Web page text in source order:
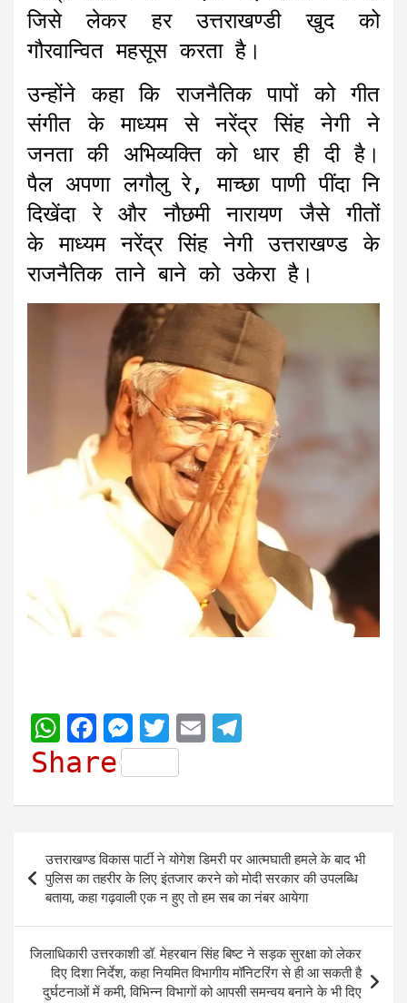
जिसे लेकर हर उत्तराखण्डी खुद को
गौरवान्वित महसूस करता है।
उन्होंने कहा कि राजनैतिक पापों को गीत
संगीत के माध्यम से नरेंद्र सिंह नेगी ने
जनता की अभिव्यक्ति को धार ही दी है।
पैल अपणा लगौलु रे, माच्छा पाणी पींदा नि
दिखेंदा रे और नौछमी नारायण जैसे गीतों
के माध्यम नरेंद्र सिंह नेगी उत्तराखण्ड के
राजनैतिक ताने बाने को उकेरा है।
W
h
t
A
p
p
F
a
e
b
o
o
k
M
e
s
s
e
n
g
e
r
T
w
i
t
t
e
r
E
i
l
e
r
a
m
Share
navigation
उत्तराखण्ड विकास पार्टी ने योगेश डिमरी पर आत्मघाती हमले के बाद भी
पुलिस का तहरीर के लिए इंतजार करने को मोदी सरकार की उपलब्धि
बताया, कहा गढ़वाली एक न हुए तो हम सब का नंबर आयेगा
जिलाधिकारी उत्तरकाशी डॉ. मेहरबान सिंह बिष्ट ने सड़क सुरक्षा को लेकर
दिए दिशा निर्देश, कहा नियमित विभागीय मॉनिटरिंग से ही आ सकती है
दुर्घटनाओं में कमी, विभिन्न विभागों को आपसी समन्वय बनाने के भी दिए